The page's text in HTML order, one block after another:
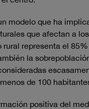
modelo que ha
que afectan a los
representa el
la
de 100
positiva del